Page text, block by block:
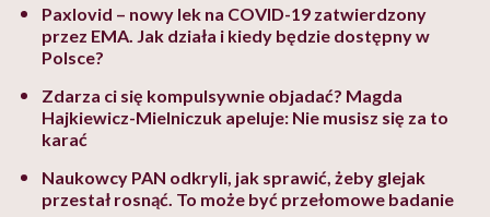
Paxlovid – nowy lek na COVID-19 zatwierdzony
przez EMA. Jak działa i kiedy będzie dostępny w
Polsce?
Zdarza ci się kompulsywnie objadać? Magda
Hajkiewicz-Mielniczuk apeluje: Nie musisz się za to
karać
Naukowcy PAN odkryli, jak sprawić, żeby glejak
przestał rosnąć. To może być przełomowe badanie